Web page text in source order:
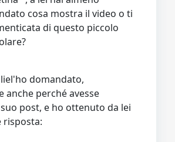
cosa mostra il video o ti
di questo piccolo
domandato,
anche perché avesse
post, e ho ottenuto da lei
risposta: